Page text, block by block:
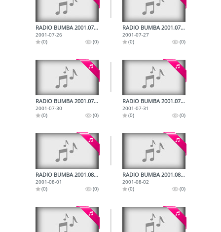
RADIO BUMBA 2001.07.26.
2001-07-26
(0)
(0)
RADIO BUMBA 2001.07.27.
2001-07-27
(0)
(0)
RADIO BUMBA 2001.07.30.
2001-07-30
(0)
(0)
RADIO BUMBA 2001.07.31.
2001-07-31
(0)
(0)
RADIO BUMBA 2001.08.01.
2001-08-01
(0)
(0)
RADIO BUMBA 2001.08.02.
2001-08-02
(0)
(0)